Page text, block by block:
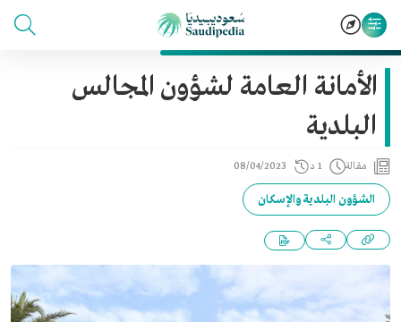
الأمانة العامة لشؤون المجالس
البلدية
مقالة 1 د 08/04/2023
الشؤون البلدية والإسكان